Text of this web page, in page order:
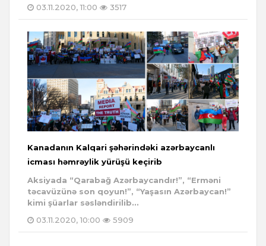
03.11.2020, 11:00
3517
Kanadanın Kalqari şəhərindəki azərbaycanlı
icması həmrəylik yürüşü keçirib
Aksiyada “Qarabağ Azərbaycandır!”, “Erməni
təcavüzünə son qoyun!”, “Yaşasın Azərbaycan!”
kimi şüarlar səsləndirilib...
03.11.2020, 10:00
5909